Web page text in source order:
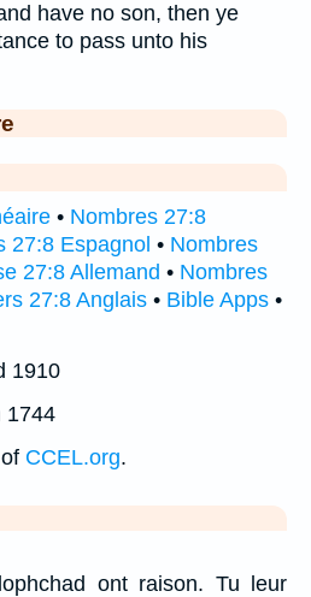
have no son, then ye
to pass unto his
• Nombres 27:8
27:8 Espagnol • Nombres
27:8 Allemand • Nombres
27:8 Anglais • Bible Apps •
1910
1744
CCEL.org.
ont raison. Tu leur